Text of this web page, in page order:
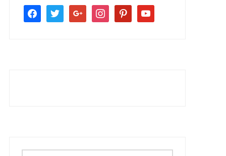
facebooktwitter google instagrampinterestyoutube